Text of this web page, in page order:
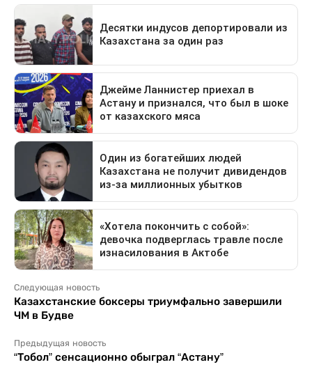
Следующая новость
Казахстанские боксеры триумфально завершили
ЧМ в Будве
Предыдущая новость
“Тобол” сенсационно обыграл “Астану”